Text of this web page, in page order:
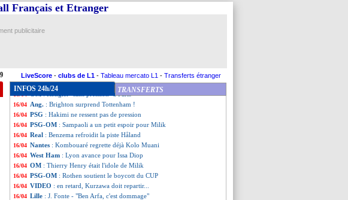
Français et Etranger
publicitaire
LiveScore - clubs de L1 - Tableau mercato L1 - Transferts étranger
INFOS 24h/24 TRANSFERTS
16/04 Ang. (Cpe): Liverpool s'offre City en demies !
16/04 Man Utd: un 50e triplé en club pour Ronaldo
16/04 All.: Dortmund en passe 6 à Wolfsbourg !
16/04 VIDEO : quand Thiago Motta perd patience...
16/04 L1: St Etienne-Brest, les compos
: Rongier "sans pression" à Paris
16/04 Ang. : Brighton surprend Tottenham !
16/04 PSG : Hakimi ne ressent pas de pression
16/04 PSG-OM : Sampaoli a un petit espoir pour Milik
16/04 Real : Benzema refroidit la piste Håland
16/04 Nantes : Kombouaré regrette déjà Kolo Muani
16/04 West Ham : Lyon avance pour Issa Diop
16/04 OM : Thierry Henry était l'idole de Milik
16/04 PSG-OM : Rothen soutient le boycott du CUP
16/04 VIDEO : en retard, Kurzawa doit repartir...
16/04 Lille : J. Fonte - "Ben Arfa, c'est dommage"